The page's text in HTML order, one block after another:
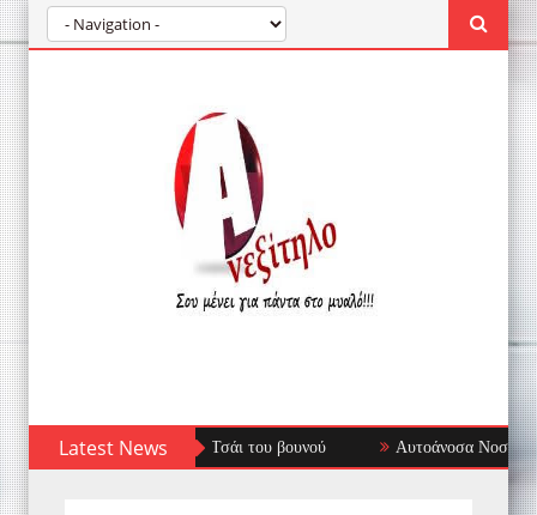
Latest News Αυτοάνοσα Νοσήματα: Όταν το